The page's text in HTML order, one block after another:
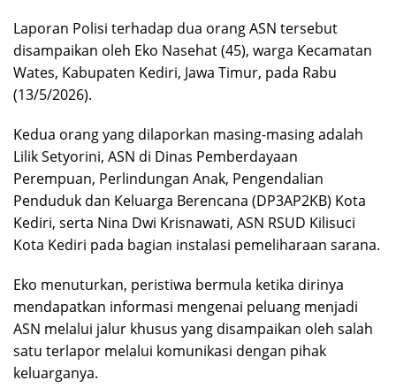
Laporan Polisi terhadap dua orang ASN tersebut
disampaikan oleh Eko Nasehat (45), warga Kecamatan
Wates, Kabupaten Kediri, Jawa Timur, pada Rabu
(13/5/2026).
Kedua orang yang dilaporkan masing-masing adalah
Lilik Setyorini, ASN di Dinas Pemberdayaan
Perempuan, Perlindungan Anak, Pengendalian
Penduduk dan Keluarga Berencana (DP3AP2KB) Kota
Kediri, serta Nina Dwi Krisnawati, ASN RSUD Kilisuci
Kota Kediri pada bagian instalasi pemeliharaan sarana.
Eko menuturkan, peristiwa bermula ketika dirinya
mendapatkan informasi mengenai peluang menjadi
ASN melalui jalur khusus yang disampaikan oleh salah
satu terlapor melalui komunikasi dengan pihak
keluarganya.